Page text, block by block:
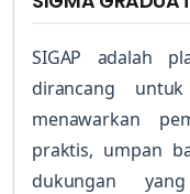
SIGAP adalah
dirancang
menawarkan
praktis, umpan
dukungan